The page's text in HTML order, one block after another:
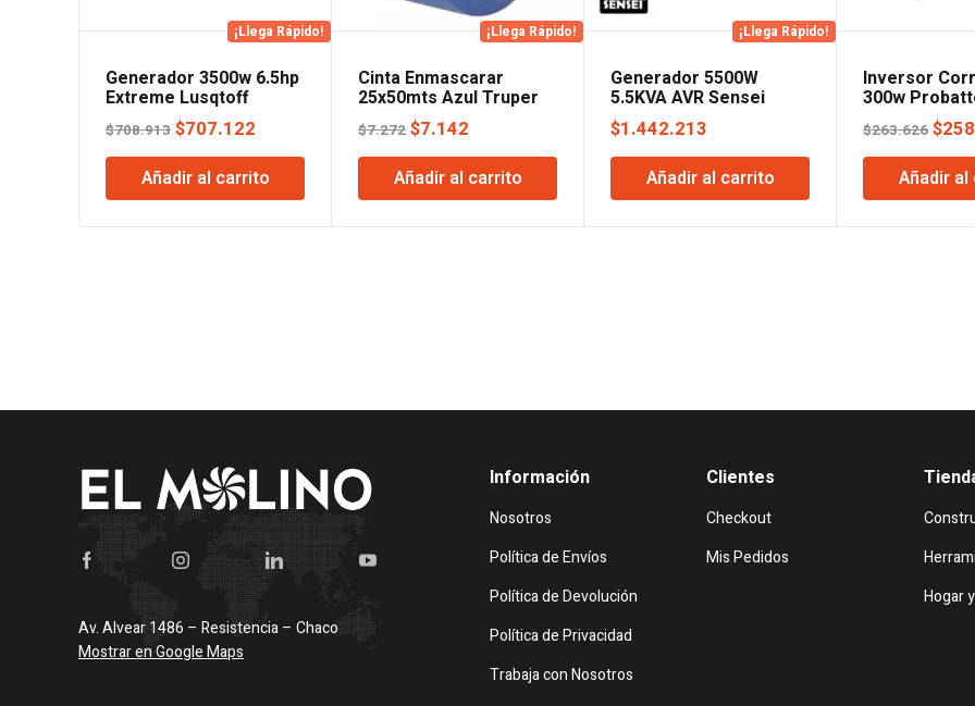
¡Llega Rápido!
Generador 3500w 6.5hp
Extreme Lusqtoff
$708.913 El
precio
original
era:
$707.122
precio
actual
es:
Añadir al carrito
¡Llega Rápido!
Cinta Enmascarar
25x50mts Azul Truper
$7.272 El
precio
original
era:
$7.142
precio
actual
es:
Añadir al carrito
¡Llega Rápido!
Generador 5500W
5.5KVA AVR Sensei
$1.442.213
Añadir al carrito
Inversor
300w
$263.626El
era:
$
Añadir
Av. Alvear 1486 – Resistencia – Chaco
Mostrar en Google Maps
Información
Nosotros
Política de Envíos
Política de Devolución
Política de Privacidad
Trabaja con Nosotros
Clientes
Checkout
Mis Pedidos
Hogar